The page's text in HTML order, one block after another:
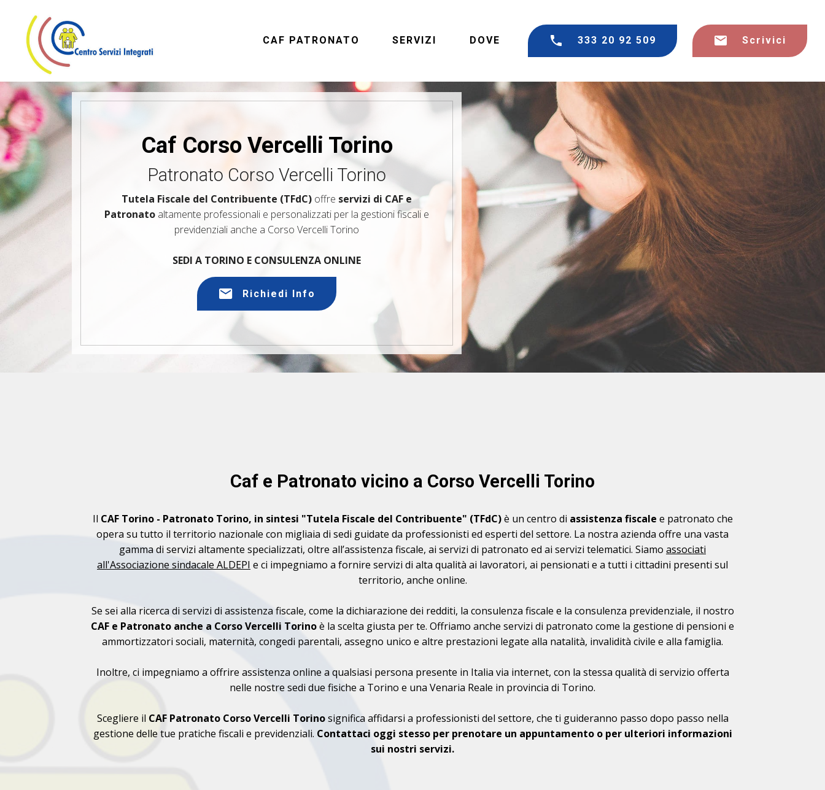
CAF PATRONATO SERVIZI DOVE 333 20 92 509 Scrivici
Caf Corso Vercelli Torino
Patronato Corso Vercelli Torino
Tutela Fiscale del Contribuente (TFdC) offre servizi di CAF e
Patronato altamente professionali e personalizzati per la gestioni fiscali e
previdenziali anche a Corso Vercelli Torino
SEDI A TORINO E CONSULENZA ONLINE
Richiedi Info
Caf e Patronato vicino a Corso Vercelli Torino
Il CAF Torino - Patronato Torino, in sintesi "Tutela Fiscale del Contribuente" (TFdC)è un centro di assistenza fiscale e patronato che
opera su tutto il territorio nazionale con migliaia di sedi guidate da professionisti ed esperti del settore. La nostra azienda offre una vasta
gamma di servizi altamente specializzati, oltre all’assistenza fiscale, ai servizi di patronato ed ai servizi telematici. Siamo associati
all'Associazione sindacale ALDEPI e ci impegniamo a fornire servizi di alta qualità ai lavoratori, ai pensionati e a tutti i cittadini presenti sul
territorio, anche online.
Se sei alla ricerca di servizi di assistenza fiscale, come la dichiarazione dei redditi, la consulenza fiscale e la consulenza previdenziale, il nostro
CAF e Patronato anche a Corso Vercelli Torinoè la scelta giusta per te. Offriamo anche servizi di patronato come la gestione di pensioni e
ammortizzatori sociali, maternità, congedi parentali, assegno unico e altre prestazioni legate alla natalità, invalidità civile e alla famiglia.
Inoltre, ci impegniamo a offrire assistenza online a qualsiasi persona presente in Italia via internet, con la stessa qualità di servizio offerta
nelle nostre sedi due fisiche a Torino e una Venaria Reale in provincia di Torino.
Scegliere il CAF Patronato Corso Vercelli Torinosignifica affidarsi a professionisti del settore, che ti guideranno passo dopo passo nella
gestione delle tue pratiche fiscali e previdenziali. Contattaci oggi stesso per prenotare un appuntamento o per ulteriori informazioni
sui nostri servizi.